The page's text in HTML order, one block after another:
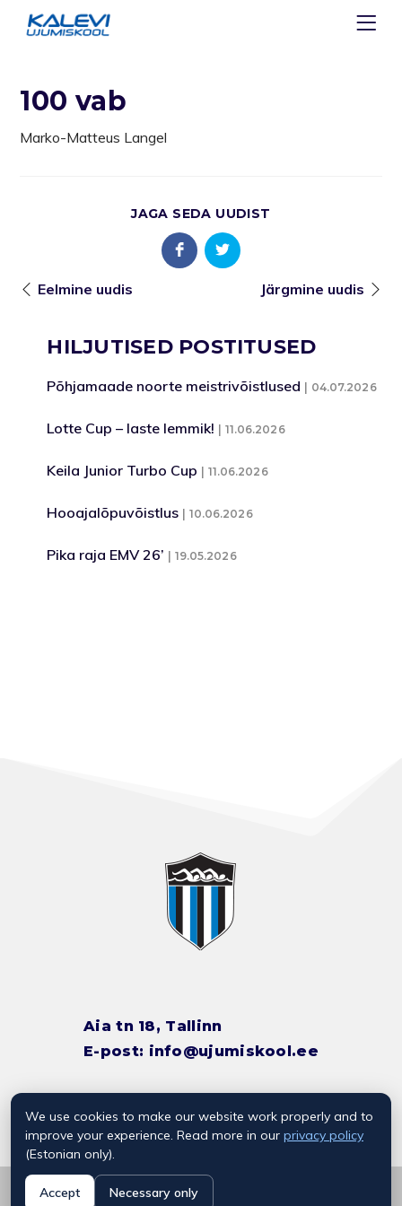
100 vab
Marko-Matteus Langel
JAGA SEDA UUDIST
Eelmine uudis Järgmine uudis
HILJUTISED POSTITUSED
Põhjamaade noorte meistrivõistlused 04.07.2026
Lotte Cup – laste lemmik! 11.06.2026
Keila Junior Turbo Cup 11.06.2026
Hooajalõpuvõistlus 10.06.2026
Pika raja EMV 26’ 19.05.2026
Aia tn 18, Tallinn
E-post: info@ujumiskool.ee
TREENERITE KONTAKTID
© 2026 Kalevi Ujumiskool
We use cookies to make our website work properly and to
improve your experience. Read more in our privacy policy
(Estonian only).
Accept Necessary only